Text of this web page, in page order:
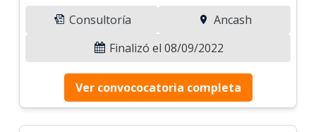
Consultoría
Ancash
Finalizó el 08/09/2022
Ver convococatoria completa